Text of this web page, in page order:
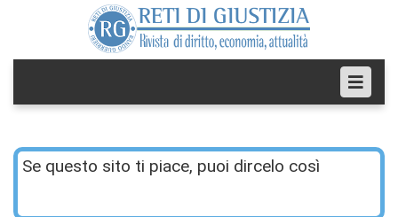
Se questo sito ti piace, puoi dircelo così